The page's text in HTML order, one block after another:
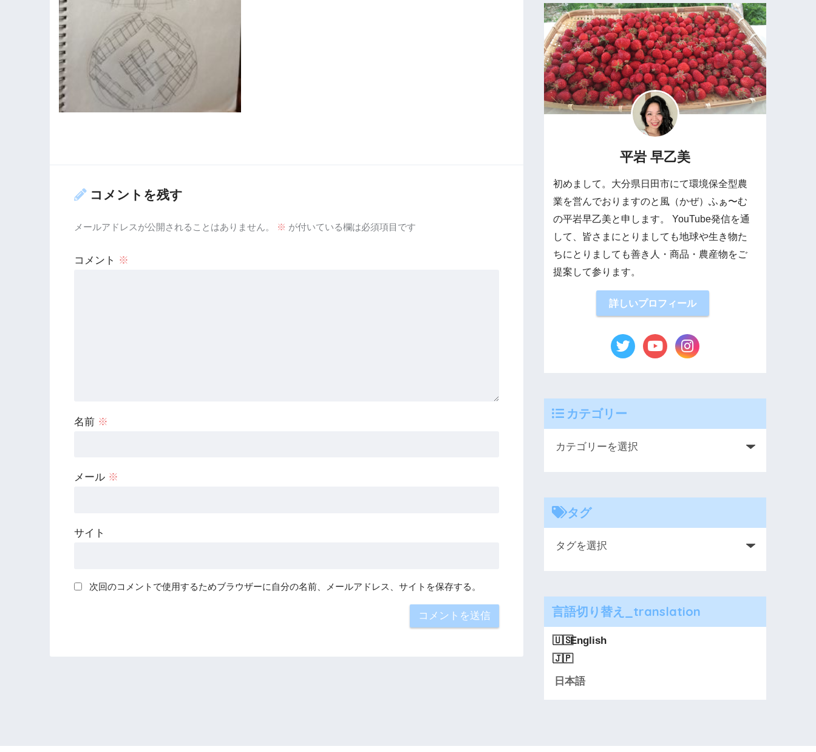
コメントを残す
メールアドレスが公開されることはありません。 ※ が付いている欄は必須項目です
コメント ※
名前 ※
メール ※
サイト
次回のコメントで使用するためブラウザーに自分の名前、メールアドレス、サイトを保存する。
平岩 早乙美
初めまして。大分県日田市にて環境保全型農
業を営んでおりますのと風（かぜ）ふぁ〜む
の平岩早乙美と申します。 YouTube発信を通
して、皆さまにとりましても地球や生き物た
ちにとりましても善き人・商品・農産物をご
提案して参ります。
詳しいプロフィール
カテゴリー
タグ
言語切り替え_translation
English
日本語